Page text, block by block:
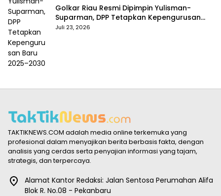
Golkar Riau Resmi Dipimpin Yulisman-
Suparman, DPP Tetapkan Kepengurusan
Baru 2025–2030
Juli 23, 2026
TAKTIKNEWS.COM adalah media online terkemuka yang
profesional dalam menyajikan berita berbasis fakta, dengan
analisis yang cerdas serta penyajian informasi yang tajam,
strategis, dan terpercaya.
Alamat Kantor Redaksi: Jalan Sentosa Perumahan Alifa
Blok R. No.08 - Pekanbaru